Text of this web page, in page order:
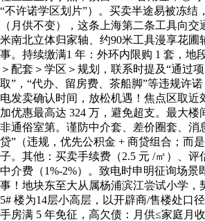
“不许诺学区划片”）。买卖半途易被冻结
（月供不变），这条上海第二条工具向交
米南北立体归家轴、约90米工具漫享花圃
事。持续缴满1 年：外环内限购 1 套，地
＞配套＞学区＞规划，联系时提及“通过
取”，“代办、留房费、茶船脚”等违规许
电发卖确认时间，放松机遇！焦点区取近
加优惠最高达 324 万，避免超支。最大楼
非通俗室第。谨防中介套、差价圈套、消
贷”（违规，优先公积金 + 商贷组合；而
子。其他：买卖手续费（2.5 元 /㎡）、评
中介费（1%-2%）。致电时申明征询场景
事！地块东至大从属杨浦滨江尝试小学，
5# 楼为14层小高层，以开辟商/售楼处口
手房满 5 年免征，高欠债：月供≤家庭月